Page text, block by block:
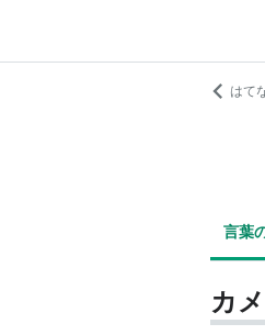
はて
言葉
カ